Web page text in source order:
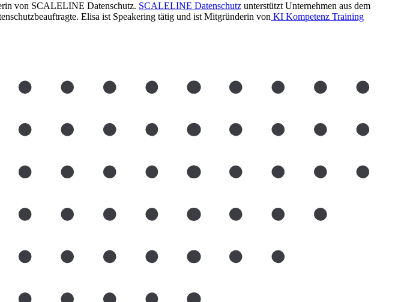
von SCALELINE Datenschutz. SCALELINE Datenschutz unterstützt Unternehmen aus dem
Elisa ist Speakering tätig und ist Mitgründerin von KI Kompetenz Training